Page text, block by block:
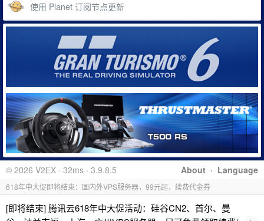
使用 Planet 订阅节点更新
About · Language
© 2026 V2EX · 32ms · 3.9.8.5
618年中大促即将结束：国内外VPS服务器，99元起，续费代金券
[即将结束] 腾讯云618年中大促活动：硅谷CN2、首尔、曼